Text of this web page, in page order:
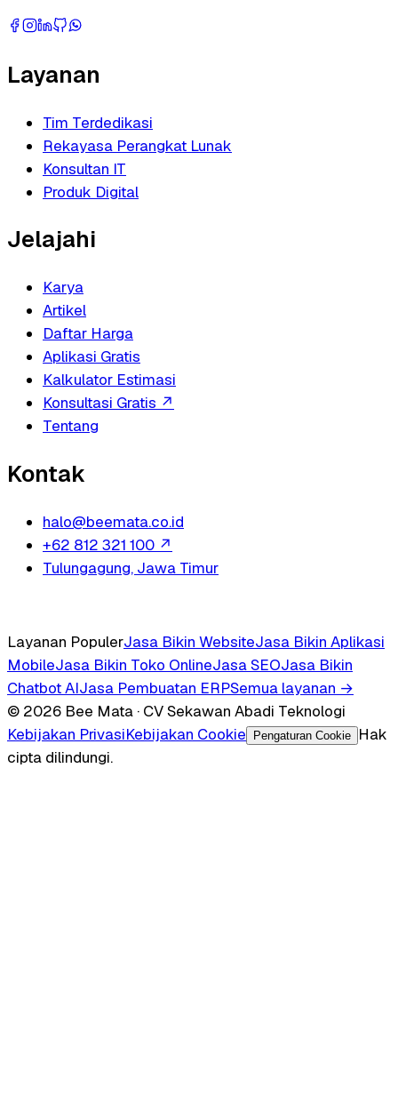
Layanan
Tim Terdedikasi
Rekayasa Perangkat Lunak
Konsultan IT
Produk Digital
Jelajahi
Karya
Artikel
Daftar Harga
Aplikasi Gratis
Kalkulator Estimasi
Konsultasi Gratis ↗
Tentang
Kontak
halo@beemata.co.id
+62 812 321 100 ↗
Tulungagung, Jawa Timur
Layanan PopulerJasa Bikin WebsiteJasa Bikin Aplikasi
MobileJasa Bikin Toko OnlineJasa SEOJasa Bikin
Chatbot AIJasa Pembuatan ERPSemua layanan →
© 2026 Bee Mata · CV Sekawan Abadi Teknologi
Kebijakan PrivasiKebijakan Cookie Pengaturan Cookie
Hak
cipta dilindungi.